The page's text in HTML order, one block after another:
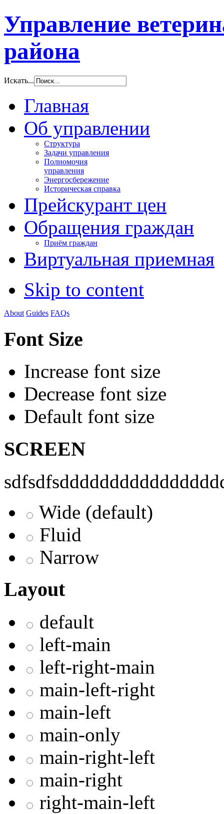
Управление
района
Искать...
Главная
Об управлении
Структура
Задачи управления
Полномочия
управления
Энергосбережение
Историческая справка
Прейскурант цен
Обращения граждан
Приём граждан
Виртуальная приемная
Skip to content
About Guides FAQs
Font Size
Increase font size
Decrease font size
Default font size
SCREEN
Wide (default)
Fluid
Narrow
Layout
default
left-main
left-right-main
main-left-right
main-left
main-only
main-right-left
main-right
right-main-left